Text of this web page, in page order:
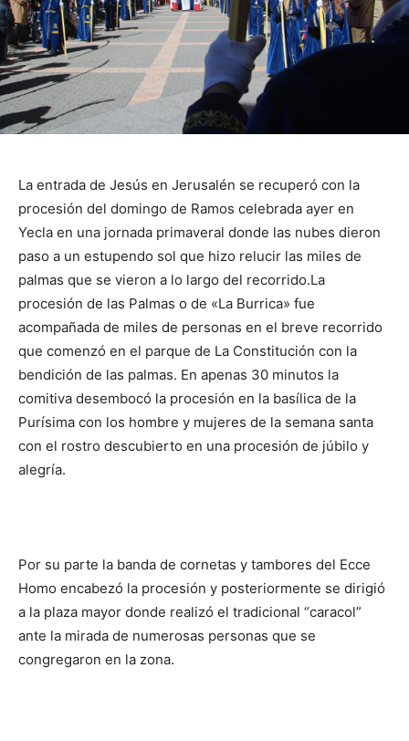
La entrada de Jesús en Jerusalén se recuperó con la
procesión del domingo de Ramos celebrada ayer en
Yecla en una jornada primaveral donde las nubes dieron
paso a un estupendo sol que hizo relucir las miles de
palmas que se vieron a lo largo del recorrido.La
procesión de las Palmas o de «La Burrica» fue
acompañada de miles de personas en el breve recorrido
que comenzó en el parque de La Constitución con la
bendición de las palmas. En apenas 30 minutos la
comitiva desembocó la procesión en la basílica de la
Purísima con los hombre y mujeres de la semana santa
con el rostro descubierto en una procesión de júbilo y
alegría.
Por su parte la banda de cornetas y tambores del Ecce
Homo encabezó la procesión y posteriormente se dirigió
a la plaza mayor donde realizó el tradicional “caracol”
ante la mirada de numerosas personas que se
congregaron en la zona.